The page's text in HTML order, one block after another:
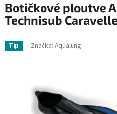
Botičkové ploutve
Technisub
Tip Značka: Aqualung